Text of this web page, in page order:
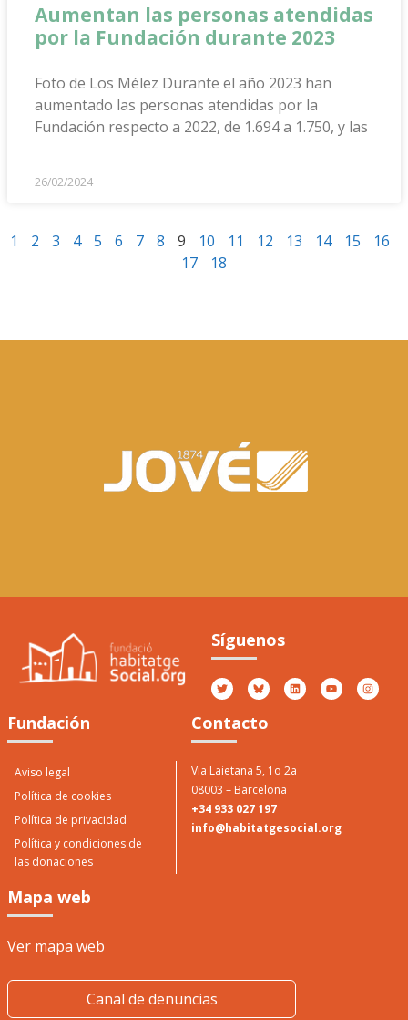
Aumentan las personas atendidas
por la Fundación durante 2023
Foto de Los Mélez Durante el año 2023 han
aumentado las personas atendidas por la
Fundación respecto a 2022, de 1.694 a 1.750, y las
26/02/2024
1 2 3 4 5 6 7 8 9 10 11 12 13 14 15
16
17
18
Otorgado por Casa Jové
Síguenos
Fundación
Aviso legal
Política de cookies
Política de privacidad
Política y condiciones de
las donaciones
Contacto
Via Laietana 5, 1o 2a
08003 – Barcelona
+34 933 027 197
info@habitatgesocial.org
Mapa web
Ver mapa web
Canal de denuncias